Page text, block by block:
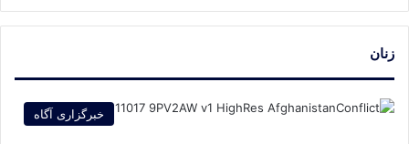
زنان
خبرگزاری آگاه